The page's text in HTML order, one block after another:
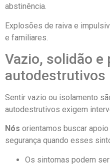
abstinência.
Explosões de raiva e
e familiares.
Vazio, solidão e
autodestrutivos
Sentir vazio ou isolamento
autodestrutivos exigem
Nós orientamos buscar
segurança quando esses
Os sintomas podem